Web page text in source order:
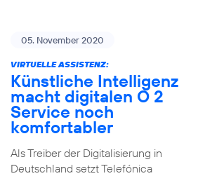
05. November 2020
VIRTUELLE ASSISTENZ:
Künstliche Intelligenz
macht digitalen O 2
Service noch
komfortabler
Als Treiber der Digitalisierung in
Deutschland setzt Telefónica